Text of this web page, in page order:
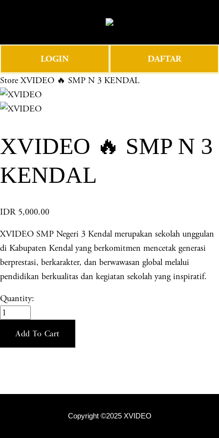
e
e
n
u
LOGIN DAFTAR
Store XVIDEO 🔥 SMP N 3 KENDAL
XVIDEO 🔥 SMP N 3
KENDAL
IDR 5,000.00
XVIDEO SMP Negeri 3 Kendal merupakan sekolah unggulan
di Kabupaten Kendal yang berkomitmen mencetak generasi
berprestasi, berkarakter, dan berwawasan global melalui
pendidikan berkualitas dan kegiatan sekolah yang inspiratif.
Quantity:
Add To Cart
Copyright ©2025 XVIDEO